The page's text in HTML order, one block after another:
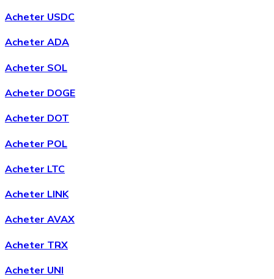
WBTC
Acheter USDC
Acheter ADA
Acheter SOL
Acheter DOGE
Acheter DOT
Acheter POL
Acheter LTC
Acheter LINK
Acheter AVAX
Acheter TRX
Acheter UNI